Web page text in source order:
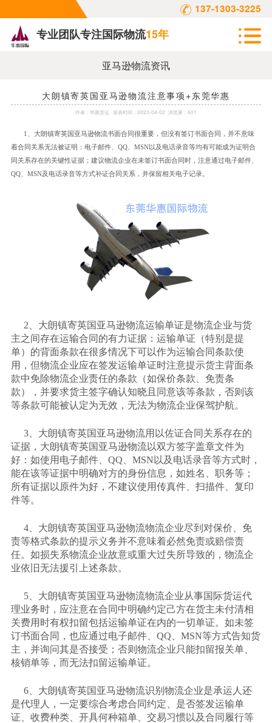
137-1303-3225
专业团队专注国际物流15年
亚马逊物流资讯
大朗镇寄英国亚马逊物流注意事项+东莞华惠
作者： 华惠货运 发表时间： 2023-04-02 浏览量：601
1、大朗镇寄英国亚马逊物流书面合同很重要，但没有签订书面合同，并不意味
着合同关系无法被证明：电子邮件、QQ、MSN以及电话录音等均有可能成为证明合
同关系存在的关键性证据；建议物流企业在未签订书面合同时，注意通过电子邮件、
QQ、MSN及电话录音等方式补证合同关系，并保留相关电子记录。
2、大朗镇寄英国亚马逊物流运输单证是物流企业与货
主之间存在运输合同的有力证据：运输单证（特别是提
单）的背面条款在很多情况下可以作为运输合同条款使
用，但物流企业应在签发运输单证时注意提示货主背面条
款中免除物流企业责任的条款（如保价条款、免责条
款），并要求货主签字确认知晓且同意该等条款，否则该
等条款可能被认定为无效，无法为物流企业保驾护航。
3、大朗镇寄英国亚马逊物流用以佐证合同关系存在的
证据，大朗镇寄英国亚马逊物流以双方签字盖章文件为
好：如使用电子邮件、QQ、MSN以及电话录音等方式时，
能在该等证据中明确对方的身份信息，如姓名、职务等；
所有证据以原件为好，不建议使用传真件、扫描件、复印
件等。
4、大朗镇寄英国亚马逊物流物流企业尽到对保价、免
责等格式条款的提示义务并不意味着必然免责或赔偿责
任。如损失系物流企业故意或重大过失所导致的，物流企
业依旧无法援引上述条款。
5、大朗镇寄英国亚马逊物流物流企业从事国际货运代
理业务时，应注意在合同中明确约定己方在货主未付清相
关费用时有权扣留包括运输单证在内的一切单证。如未签
订书面合同，也应通过电子邮件、QQ、MSN等方式告知货
主，并询问其是否接受；否则物流企业只能扣留报关单、
核销单等，而无法扣留运输单证。
6、大朗镇寄英国亚马逊物流识别物流企业是承运人还
是代理人，一定要综合考虑合同约定、是否签发运输单
证、收费种类、开具何种箱单、交易习惯以及合同履行等